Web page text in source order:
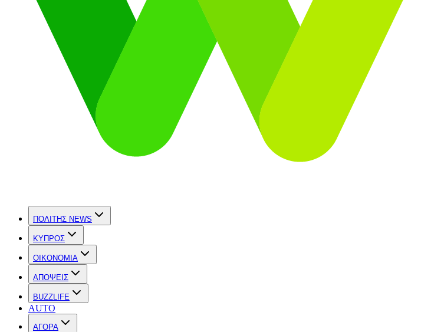
ΠΟΛΙΤΗΣ NEWS
ΚΥΠΡΟΣ
OIKONOMIA
ΑΠΟΨΕΙΣ
BUZZLIFE
AUTO
ΑΓΟΡΑ